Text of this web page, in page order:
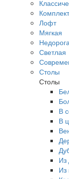
Комплект
Лофт
Мягкая
Светлая
Столы
Столы
В
В
Из